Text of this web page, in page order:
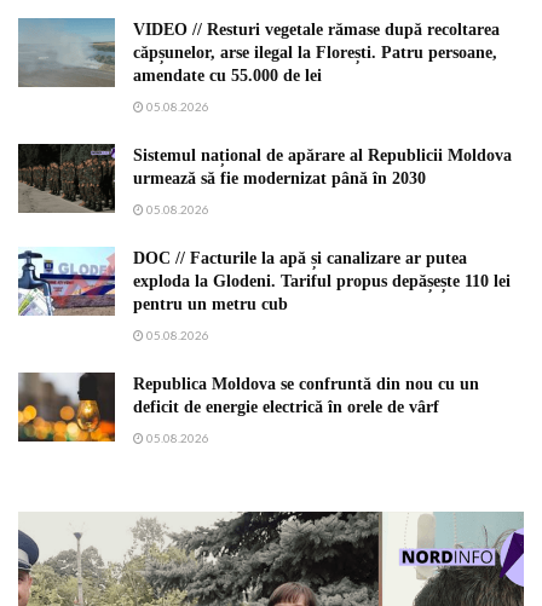
VIDEO // Resturi vegetale rămase după recoltarea
căpșunelor, arse ilegal la Florești. Patru persoane,
amendate cu 55.000 de lei
05.08.2026
Sistemul național de apărare al Republicii Moldova
urmează să fie modernizat până în 2030
05.08.2026
DOC // Facturile la apă și canalizare ar putea
exploda la Glodeni. Tariful propus depășește 110 lei
pentru un metru cub
05.08.2026
Republica Moldova se confruntă din nou cu un
deficit de energie electrică în orele de vârf
05.08.2026